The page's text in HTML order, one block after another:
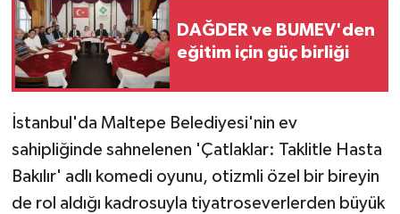
DAĞDER ve BUMEV'den
eğitim için güç birliği
İstanbul'da Maltepe Belediyesi'nin ev
sahipliğinde sahnelenen 'Çatlaklar: Taklitle Hasta
Bakılır' adlı komedi oyunu, otizmli özel bir bireyin
de rol aldığı kadrosuyla tiyatroseverlerden büyük